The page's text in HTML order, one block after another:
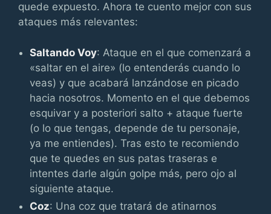
quede expuesto. Ahora te cuento mejor con sus
ataques más relevantes:
Saltando Voy: Ataque en el que comenzará a
«saltar en el aire» (lo entenderás cuando lo
veas) y que acabará lanzándose en picado
hacia nosotros. Momento en el que debemos
esquivar y a posteriori salto + ataque fuerte
(o lo que tengas, depende de tu personaje,
ya me entiendes). Tras esto te recomiendo
que te quedes en sus patas traseras e
intentes darle algún golpe más, pero ojo al
siguiente ataque.
Coz: Una coz que tratará de atinarnos